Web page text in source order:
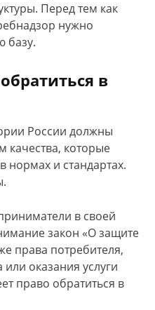
Перед тем как
нужно
базу.
в
России должны
качества, которые
нормах и стандартах.
в своей
закон «О защите
права потребителя,
оказания услуги
право обратиться в